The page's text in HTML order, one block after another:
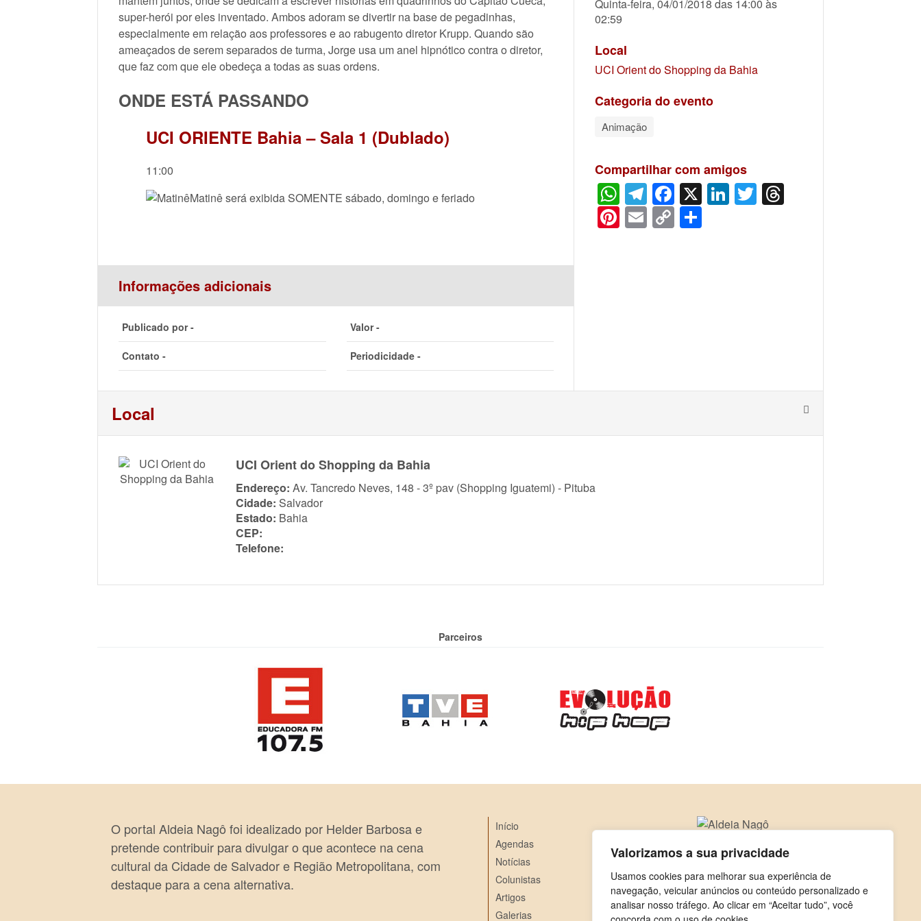
Valorizamos a sua privacidade
Usamos cookies para melhorar sua experiência de
navegação, veicular anúncios ou conteúdo personalizado e
analisar nosso tráfego. Ao clicar em “Aceitar tudo”, você
super-herói por eles inventado. Ambos adoram se divertir na base de pegadinhas,
especialmente em relação aos professores e ao rabugento diretor Krupp. Quando são
ameaçados de serem separados de turma, Jorge usa um anel hipnótico contra o diretor,
que faz com que ele obedeça a todas as suas ordens.
ONDE ESTÁ PASSANDO
UCI ORIENTE Bahia – Sala 1 (Dublado)
11:00
Matinê será exibida SOMENTE sábado, domingo e feriado
Informações adicionais
Publicado por - Valor -
Contato - Periodicidade -
Quinta-feira, 04/01/2018 das 14:00 às
02:59
Local
UCI Orient do Shopping da Bahia
Categoria do evento
Animação
Compartilhar com amigos
WhatsApp
Telegram
Facebook
X LinkedIn
Twitter
Pinterest
Email
Copy
Link
Local
UCI Orient do Shopping da Bahia
Endereço: Av. Tancredo Neves, 148 - 3º pav (Shopping Iguatemi) - Pituba
Cidade: Salvador
Estado: Bahia
CEP:
Telefone:
Parceiros
O portal Aldeia Nagô foi idealizado por Helder Barbosa e
pretende contribuir para divulgar o que acontece na cena
cultural da Cidade de Salvador e Região Metropolitana, com
destaque para a cena alternativa.
Início
Agendas
Notícias
Colunistas
Artigos
Galerias